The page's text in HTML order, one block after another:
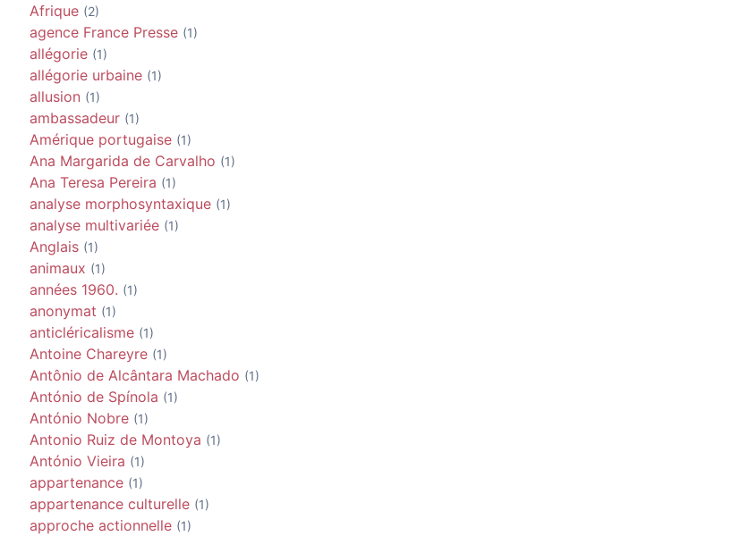
Afrique (2)
agence France Presse (1)
allégorie (1)
allégorie urbaine (1)
allusion (1)
ambassadeur (1)
Amérique portugaise (1)
Ana Margarida de Carvalho (1)
Ana Teresa Pereira (1)
analyse morphosyntaxique (1)
analyse multivariée (1)
Anglais (1)
animaux (1)
années 1960. (1)
anonymat (1)
anticléricalisme (1)
Antoine Chareyre (1)
Antônio de Alcântara Machado (1)
António de Spínola (1)
António Nobre (1)
Antonio Ruiz de Montoya (1)
António Vieira (1)
appartenance (1)
appartenance culturelle (1)
approche actionnelle (1)